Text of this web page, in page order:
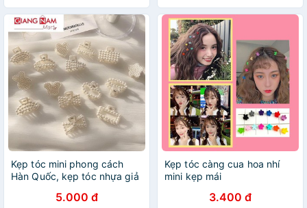
Kẹp tóc mini phong cách
Hàn Quốc, kẹp tóc nhựa giả
5.000 đ
Kẹp tóc càng cua hoa nhí
mini kẹp mái
3.400 đ